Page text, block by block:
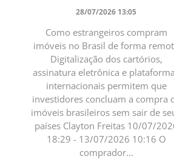
28/07/2026 13:05
Como estrangeiros compram
imóveis no Brasil de forma
Digitalização dos cartórios,
assinatura eletrônica e
internacionais permitem que
investidores concluam a compra
imóveis brasileiros sem sair de
países Clayton Freitas 10/07/
18:29 - 13/07/2026 10:16 O
comprador...